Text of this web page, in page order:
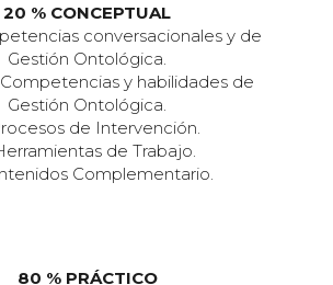
20 % CONCEPTUAL
conversacionales y de
Gestión Ontológica.
y habilidades de
Gestión Ontológica.
de Intervención.
de Trabajo.
Complementario.
80 % PRÁCTICO